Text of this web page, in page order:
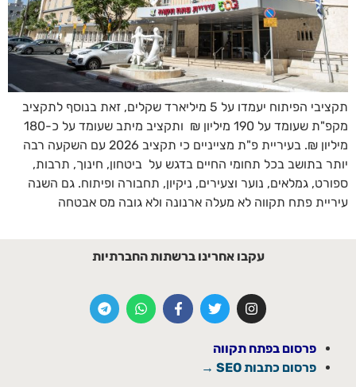
תקציבי הפיתוח יעמדו על 5 מיליארד שקלים, זאת בנוסף לתקציב
מקפ"ת שעומד על 190 מיליון ₪ ותקציב מיתב שעומד על כ-180
מיליון ₪. בעיריית פ"ת מצייניים כי תקציב 2026 עם השקעה רבה
יותר בתושב בכל תחומי החיים בדגש על ביטחון, חינוך, תרבות,
ספורט, גמלאים, נוער וצעירים, ניקיון, תחבורה ופיתוח. גם השנה
עיריית פתח תקווה לא מעלה ארנונה ולא גובה מס אבטחה
עקבו אחרינו ברשתות החברתיות
פרסום בפתח תקווה
פרסום כתבות SEO →